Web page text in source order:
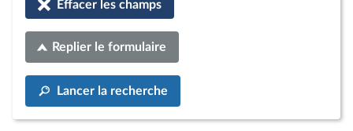
Effacer les champs
Replier le formulaire
Lancer la recherche